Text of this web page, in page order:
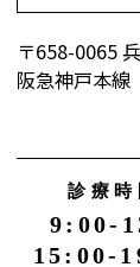
〒658-0065
阪急神戸本線
診療時
9:00-
15:00-